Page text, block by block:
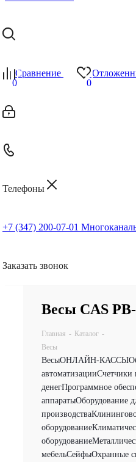
Сравнение
0
0
Телефоны
+7 (347) 200-07-01
Заказать звонок
Весы CAS
Главная - Каталог -
Весы
ВесыОНЛАЙН-КАССЫ
автоматизацииСчетчики
денегПрограммное
аппаратыОборудование
производства
оборудование
оборудование
мебельСейфыОхранные